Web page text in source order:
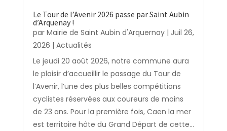
Le Tour de l’Avenir 2026 passe par Saint Aubin
d’Arquenay !
par Mairie de Saint Aubin d'Arquernay| Juil 26,
2026 | Actualités
Le jeudi 20 août 2026, notre commune aura
le plaisir d’accueillir le passage du Tour de
l’Avenir, l’une des plus belles compétitions
cyclistes réservées aux coureurs de moins
de 23 ans. Pour la première fois, Caen la mer
est territoire hôte du Grand Départ de cette...